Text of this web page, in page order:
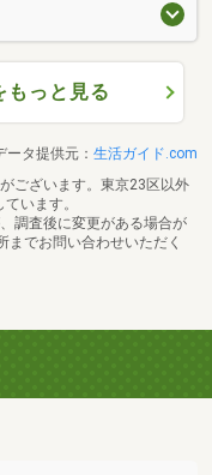
もっと見る
ータ提供元： 生活ガイド.com
ございます。東京23区以外
います。
調査後に変更がある場合が
までお問い合わせいただく